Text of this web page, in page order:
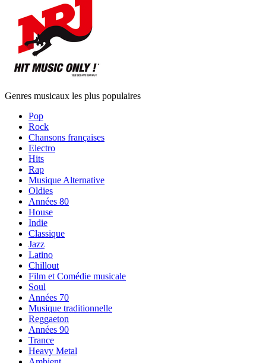
Genres musicaux les plus populaires
Pop
Rock
Chansons françaises
Electro
Hits
Rap
Musique Alternative
Oldies
Années 80
House
Indie
Classique
Jazz
Latino
Chillout
Film et Comédie musicale
Soul
Années 70
Musique traditionnelle
Reggaeton
Années 90
Trance
Heavy Metal